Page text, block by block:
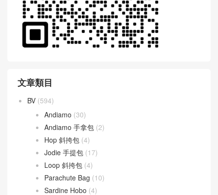
文章類目
BV (594)
Andiamo (30)
Andiamo 手拿包 (2)
Hop 斜挎包 (4)
Jodie 手提包 (17)
Loop 斜挎包 (4)
Parachute Bag (10)
Sardine Hobo (4)